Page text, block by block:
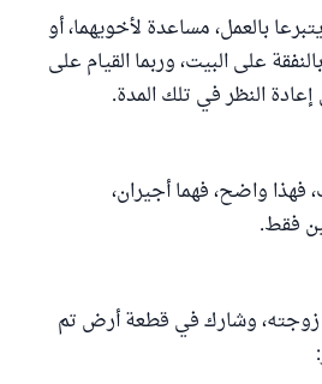
بالعمل، مساعدة لأخويهما، أو
على البيت، وربما القيام على
إعادة النظر في تلك المدة.
فهذا واضح، فهما أجيران،
فقط.
زوجته، وشارك في قطعة أرض تم